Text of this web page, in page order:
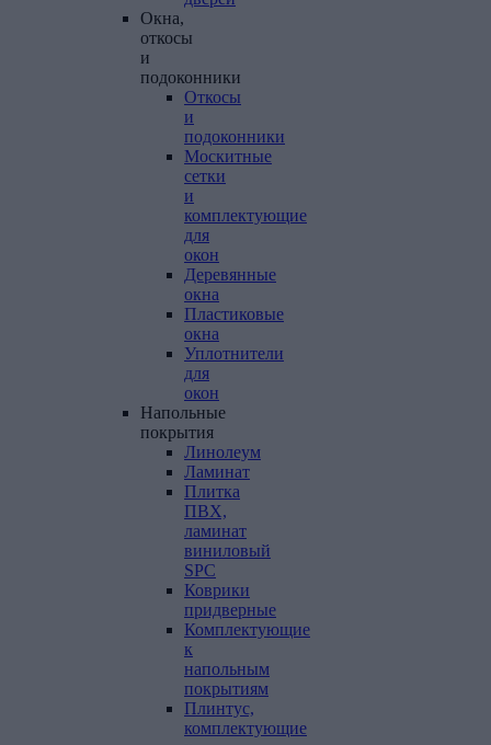
Окна,
откосы
и
подоконники
Откосы
и
подоконники
Москитные
сетки
и
комплектующие
для
окон
Деревянные
окна
Пластиковые
окна
Уплотнители
для
окон
Напольные
покрытия
Линолеум
Ламинат
Плитка
ПВХ,
ламинат
виниловый
SPC
Коврики
придверные
Комплектующие
к
напольным
покрытиям
Плинтус,
комплектующие